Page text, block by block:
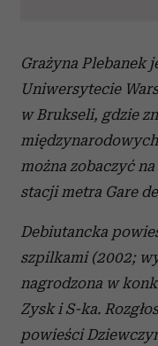
Grażyna Plebanek
Uniwersytecie
w Brukseli, gdzie
można zobaczyć
stacji metra Gare de
Debiutancka
szpilkami (2002;
nagrodzona w
Zysk i S-ka.
powieści